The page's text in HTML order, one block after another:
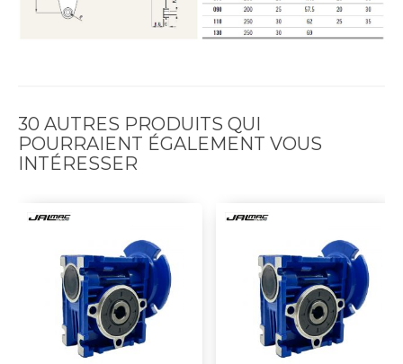
30 AUTRES PRODUITS QUI
POURRAIENT ÉGALEMENT VOUS
INTÉRESSER